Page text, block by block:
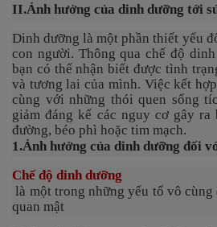
II.Ảnh hưởng của dinh dưỡng tới
Dinh dưỡng là một phần thiết yếu
con người. Thông qua chế độ
bạn có thể nhận biết được tình
và tương lai của mình. Việc kết
cùng với những thói quen sống
giảm đáng kể các nguy cơ gây ra
đường, béo phì hoặc tim mạch.
1.Ảnh hưởng của dinh dưỡng đối
Chế độ dinh dưỡng
là một trong những yếu tố vô
quan mật